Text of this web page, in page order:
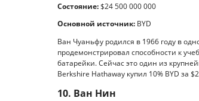
Состояние:$24 500 000 000
Основной источник: BYD
Ван Чуаньфу родился в 1966 году в
продемонстрировал способности к
батарейки. Сейчас это один из
Berkshire Hathaway купил 10% BYD за
10. Ван Нин